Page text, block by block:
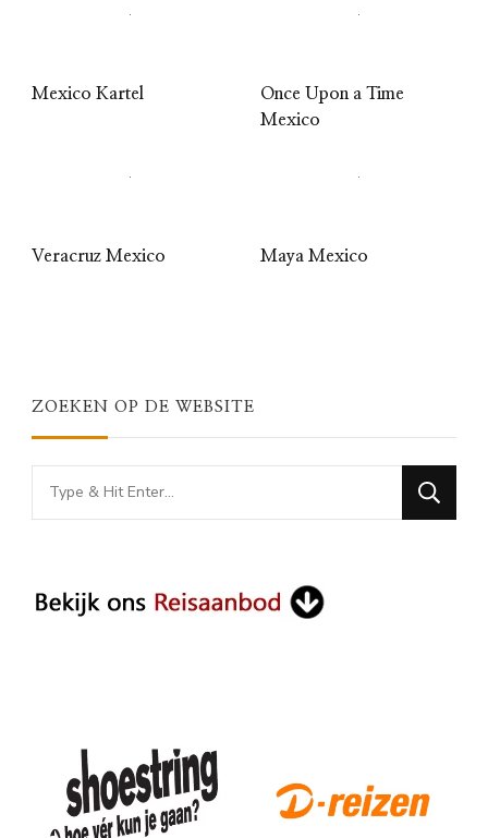
Mexico Kartel
Once Upon a Time
Mexico
Veracruz Mexico Maya Mexico
ZOEKEN OP DE WEBSITE
Looking
for